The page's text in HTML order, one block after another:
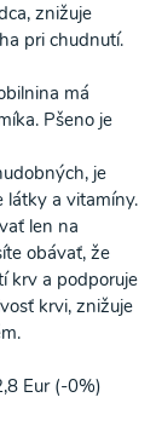
znižuje
pri chudnutí.
má
Pšeno je
je
látky a vitamíny.
len na
obávať, že
krv a podporuje
krvi, znižuje
Eur (-0%)